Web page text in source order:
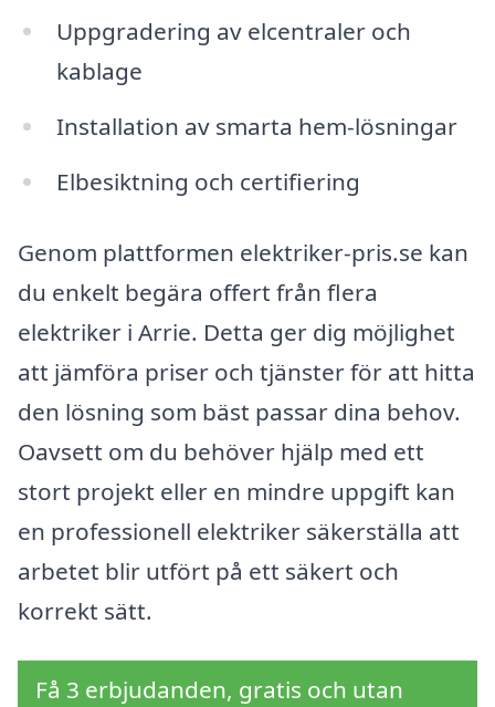
Uppgradering av elcentraler och
kablage
Installation av smarta hem-lösningar
Elbesiktning och certifiering
Genom plattformen elektriker-pris.se kan
du enkelt begära offert från flera
elektriker i Arrie. Detta ger dig möjlighet
att jämföra priser och tjänster för att hitta
den lösning som bäst passar dina behov.
Oavsett om du behöver hjälp med ett
stort projekt eller en mindre uppgift kan
en professionell elektriker säkerställa att
arbetet blir utfört på ett säkert och
korrekt sätt.
Få 3 erbjudanden, gratis och utan